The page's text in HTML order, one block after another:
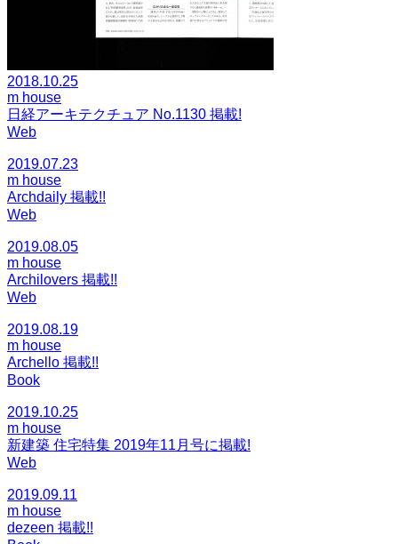
2018.10.25
m house
日経アーキテクチュア No.1130 掲載!
Web
2019.07.23
m house
Archdaily 掲載!!
Web
2019.08.05
m house
Archilovers 掲載!!
Web
2019.08.19
m house
Archello 掲載!!
Book
2019.10.25
m house
新建築 住宅特集 2019年11月号に掲載!
Web
2019.09.11
m house
dezeen 掲載!!